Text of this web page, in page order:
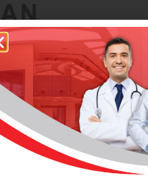
ve tedavi amaçlı
için doktorunuza